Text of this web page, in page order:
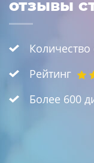
отзывы
Рейтинг
Более 600